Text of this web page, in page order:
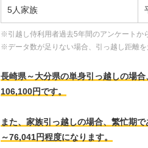
5人家族
※引越し侍利用者過去5年間のアンケートか
※データ数が足りない場合、引っ越し距離
長崎県～大分県の単身引っ越しの場
106,100円です。
また、家族引っ越しの場合、繁忙期
～76,041円程度になります。